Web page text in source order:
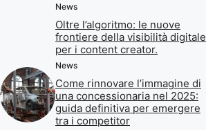
News
Oltre l’algoritmo: le nuove
frontiere della visibilità digitale
per i content creator.
News
Come rinnovare l’immagine di
una concessionaria nel 2025:
guida definitiva per emergere
tra i competitor